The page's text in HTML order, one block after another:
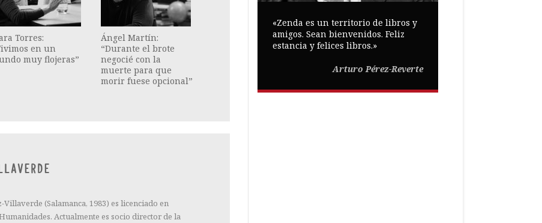
Torres:
en un
muy flojeras”
Ángel Martín:
“Durante el brote
negocié con la
muerte para que
morir fuese opcional”
Villaverde (Salamanca, 1983) es licenciado en
Actualmente es socio director de la
«Zenda es un territorio de libros y
amigos. Sean bienvenidos. Feliz
estancia y felices libros.»
Arturo Pérez-Reverte